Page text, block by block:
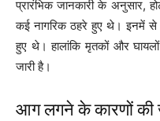
प्रारंभिक जानकारी के अनुसार,
कई नागरिक ठहरे हुए थे। इनमें
हुए थे। हालांकि मृतकों और
जारी है।
आग लगने के कारणों